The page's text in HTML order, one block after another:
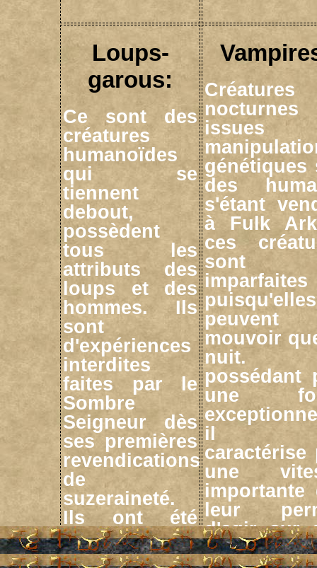
Loups-
garous:
Ce sont des
créatures
humanoïdes
qui se
tiennent
debout,
possèdent
tous les
attributs des
loups et des
hommes. Ils
sont
d'expériences
interdites
faites par le
Sombre
Seigneur dès
ses premières
revendications
de
suzeraineté.
Ils ont été
utilisés afin
d'agir en toute
Créatures
nocturnes
issues
génétiques
des
s'étant
à Fulk
ces
sont
imparfaites
peuvent
mouvoir
nuit.
possédant
une
il
caractérise
une
importante
leur
d'agir sur
missions